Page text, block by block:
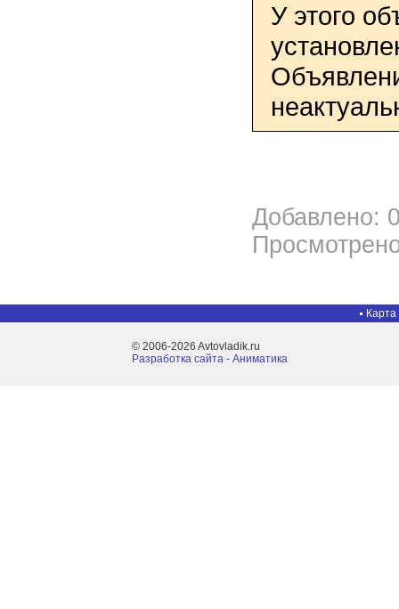
У этого
Добавлено:
Карта
© 2006-2026 Avtovladik.ru
Разработка сайта - Aниматика